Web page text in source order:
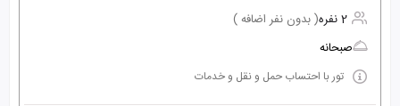
2 نفره
( بدون نفر اضافه )
صبحانه
تور با احتساب حمل و نقل و خدمات